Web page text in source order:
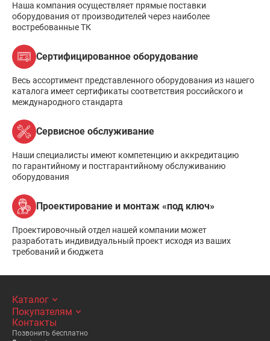
Наша компания осуществляет прямые поставки
оборудования от производителей через наиболее
востребованные ТК
Сертифицированное оборудование
Весь ассортимент представленного оборудования из нашего
каталога имеет сертификаты соответствия российского и
международного стандарта
Сервисное обслуживание
Наши специалисты имеют компетенцию и аккредитацию
по гарантийному и постгарантийному обслуживанию
оборудования
Проектирование и монтаж «под ключ»
Проектировочный отдел нашей компании может
разработать индивидуальный проект исходя из ваших
требований и бюджета
Каталог
Покупателям
Контакты
Позвонить бесплатно